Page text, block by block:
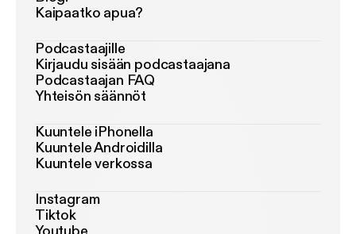
Kaipaatko apua?
Podcastaajille
Kirjaudu sisään podcastaajana
Podcastaajan FAQ
Yhteisön säännöt
Kuuntele iPhonella
Kuuntele Androidilla
Kuuntele verkossa
Instagram
Tiktok